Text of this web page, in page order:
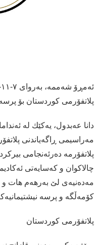
پلاتفۆرمی کوردستان بۆ
دانا عەبدول، یەکێك لە
مەراسیمی ڕاگەیاندنی
پلاتفۆرمە دەرئەنجامی
چالاکوان و کەسایەتی
مەدەنیەی لێ بەرهەم هات و
کۆمەڵگە و پرسە
پلاتفۆرمی کوردستان